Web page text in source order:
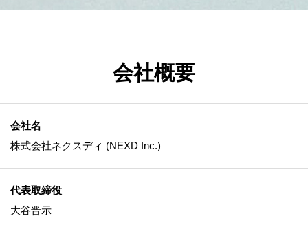
会社概要
会社名
株式会社ネクスディ (NEXD Inc.)
代表取締役
大谷晋示